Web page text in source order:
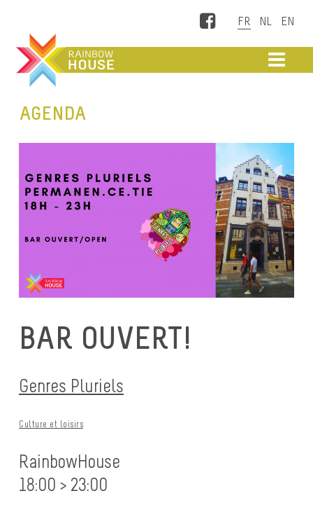
Facebook
AGENDA
BAR OUVERT!
Genres Pluriels
Culture et loisirs
RainbowHouse
18:00 > 23:00